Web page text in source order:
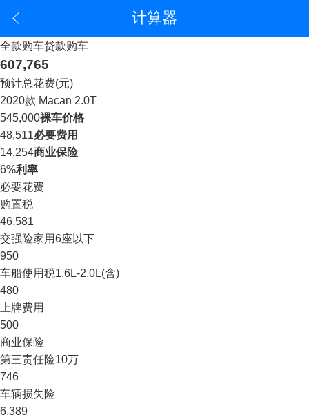
计算器
全款购车贷款购车
607,765
预计总花费(元)
2020款 Macan 2.0T
545,000裸车价格
48,511必要费用
14,254商业保险
6%利率
必要花费
购置税
46,581
交强险家用6座以下
950
车船使用税1.6L-2.0L(含)
480
上牌费用
500
商业保险
第三责任险10万
746
车辆损失险
6,389